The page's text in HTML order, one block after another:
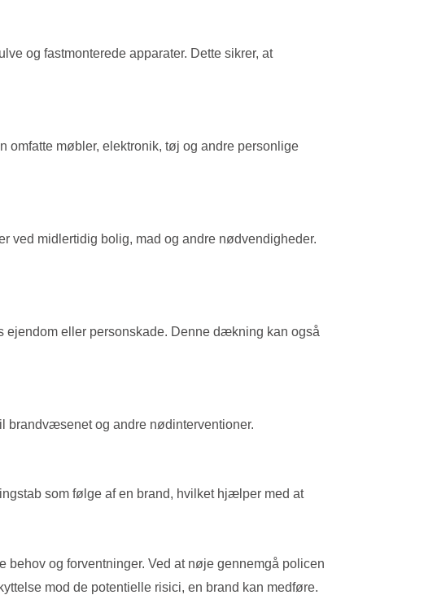
og fastmonterede apparater. Dette sikrer, at
omfatte møbler, elektronik, tøj og andre personlige
ved midlertidig bolig, mad og andre nødvendigheder.
ejendom eller personskade. Denne dækning kan også
brandvæsenet og andre nødinterventioner.
som følge af en brand, hvilket hjælper med at
behov og forventninger. Ved at nøje gennemgå policen
mod de potentielle risici, en brand kan medføre.